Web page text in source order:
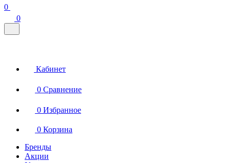
0
0
Кабинет
0 Сравнение
0 Избранное
0 Корзина
Бренды
Акции